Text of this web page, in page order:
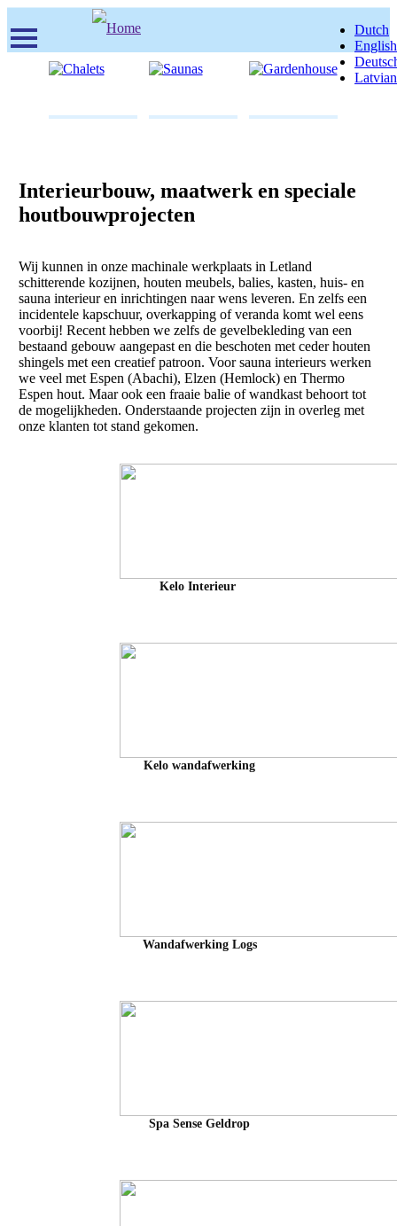
to
main
Dutch
English
Latvian
Interieurbouw, maatwerk en speciale
houtbouwprojecten
Wij kunnen in onze machinale werkplaats in Letland
schitterende kozijnen, houten meubels, balies, kasten, huis- en
sauna interieur en inrichtingen naar wens leveren. En zelfs een
incidentele kapschuur, overkapping of veranda komt wel eens
voorbij! Recent hebben we zelfs de gevelbekleding van een
bestaand gebouw aangepast en die beschoten met ceder houten
shingels met een creatief patroon. Voor sauna interieurs werken
we veel met Espen (Abachi), Elzen (Hemlock) en Thermo
Espen hout. Maar ook een fraaie balie of wandkast behoort tot
de mogelijkheden. Onderstaande projecten zijn in overleg met
onze klanten tot stand gekomen.
Kelo Interieur
Kelo wandafwerking
Wandafwerking Logs
Spa Sense Geldrop